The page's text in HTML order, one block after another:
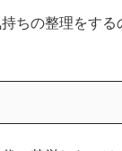
ちの整理をす